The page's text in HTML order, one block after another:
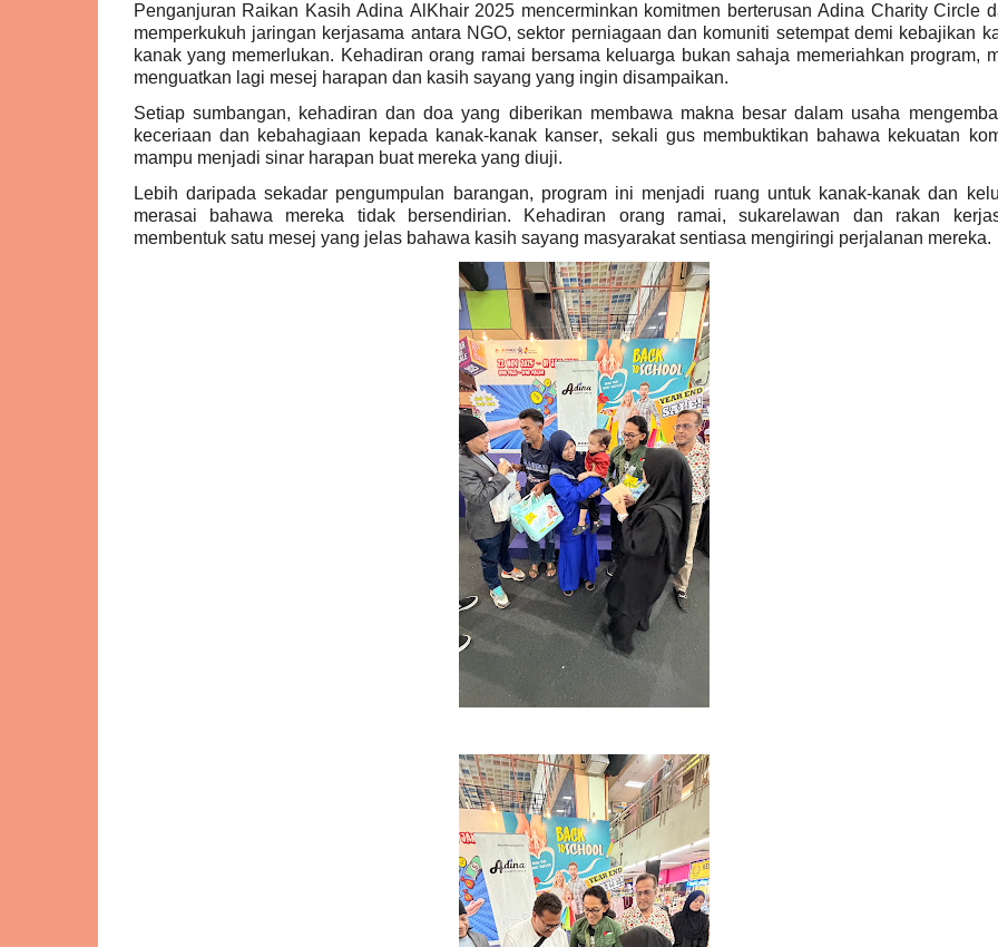
Penganjuran Raikan Kasih Adina AlKhair 2025 mencerminkan komitmen berterusan Adina Charity Circle
memperkukuh jaringan kerjasama antara NGO, sektor perniagaan dan komuniti setempat demi kebajikan
kanak yang memerlukan. Kehadiran orang ramai bersama keluarga bukan sahaja memeriahkan program,
menguatkan lagi mesej harapan dan kasih sayang yang ingin disampaikan.
Setiap sumbangan, kehadiran dan doa yang diberikan membawa makna besar dalam usaha
keceriaan dan kebahagiaan kepada kanak-kanak kanser, sekali gus membuktikan bahawa kekuatan
mampu menjadi sinar harapan buat mereka yang diuji.
Lebih daripada sekadar pengumpulan barangan, program ini menjadi ruang untuk kanak-kanak dan
merasai bahawa mereka tidak bersendirian. Kehadiran orang ramai, sukarelawan dan rakan
membentuk satu mesej yang jelas bahawa kasih sayang masyarakat sentiasa mengiringi perjalanan mereka.